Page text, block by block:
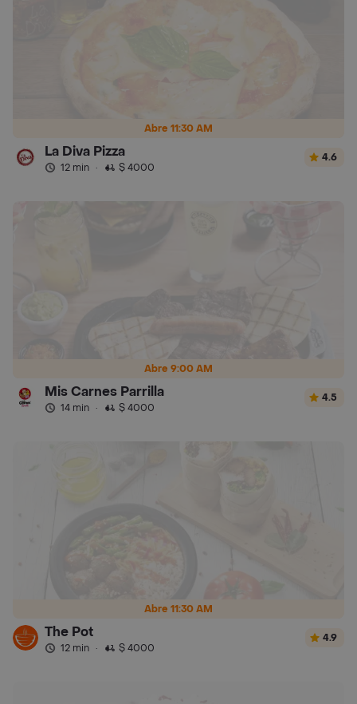
Abre 11:30 AM
La Diva Pizza
12 min · $ 4000
4.6
Abre 9:00 AM
Mis Carnes Parrilla
14 min · $ 4000
4.5
Abre 11:30 AM
The Pot
12 min · $ 4000
4.9